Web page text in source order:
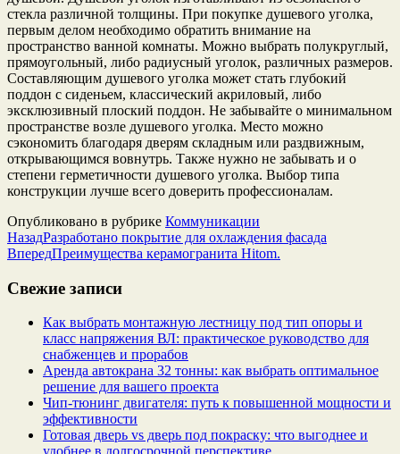
стекла различной толщины. При покупке душевого уголка,
первым делом необходимо обратить внимание на
пространство ванной комнаты. Можно выбрать полукруглый,
прямоугольный, либо радиусный уголок, различных размеров.
Составляющим душевого уголка может стать глубокий
поддон с сиденьем, классический акриловый, либо
эксклюзивный плоский поддон. Не забывайте о минимальном
пространстве возле душевого уголка. Место можно
сэкономить благодаря дверям складным или раздвижным,
открывающимся вовнутрь. Также нужно не забывать и о
степени герметичности душевого уголка. Выбор типа
конструкции лучше всего доверить профессионалам.
Опубликовано в рубрике Коммуникации
НазадРазработано покрытие для охлаждения фасада
ВпередПреимущества керамогранита Hitom.
Свежие записи
Как выбрать монтажную лестницу под тип опоры и
класс напряжения ВЛ: практическое руководство для
снабженцев и прорабов
Аренда автокрана 32 тонны: как выбрать оптимальное
решение для вашего проекта
Чип‑тюнинг двигателя: путь к повышенной мощности и
эффективности
Готовая дверь vs дверь под покраску: что выгоднее и